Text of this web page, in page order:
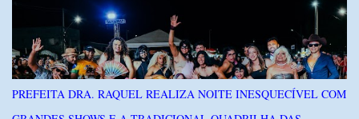
Um dos condutores apresentava sinais de embriaguez, foi levado
ao Hospital Regional Tarcísio Maia, em Mossoró, e autuado em
flagrante. O exame pericial para confirmar a presença de álcool no
organismo está em andamento. No outro veículo estavam
motorista e uma mulher sofreram ferimentos leves. A criança, que
PREFEITA DRA. RAQUEL REALIZA NOITE INESQUECÍVEL COM